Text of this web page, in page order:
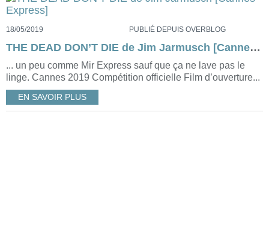
18/05/2019 PUBLIÉ DEPUIS OVERBLOG
THE DEAD DON’T DIE de Jim Jarmusch [Cannes Express]
... un peu comme Mir Express sauf que ça ne lave pas le
linge. Cannes 2019 Compétition officielle Film d’ouverture...
EN SAVOIR PLUS